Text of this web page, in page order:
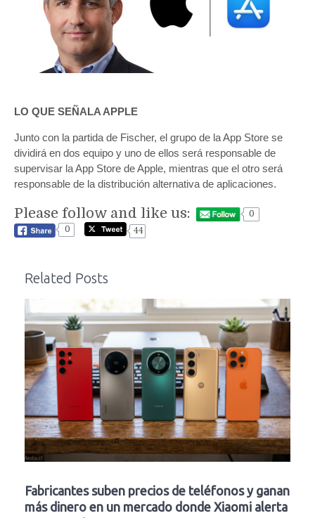
LO QUE SEÑALA APPLE
Junto con la partida de Fischer, el grupo de la App Store se
dividirá en dos equipo y uno de ellos será responsable de
supervisar la App Store de Apple, mientras que el otro será
responsable de la distribución alternativa de aplicaciones.
Please follow and like us:
0
0
44
Related Posts
Fabricantes suben precios de teléfonos y ganan
más dinero en un mercado donde Xiaomi alerta